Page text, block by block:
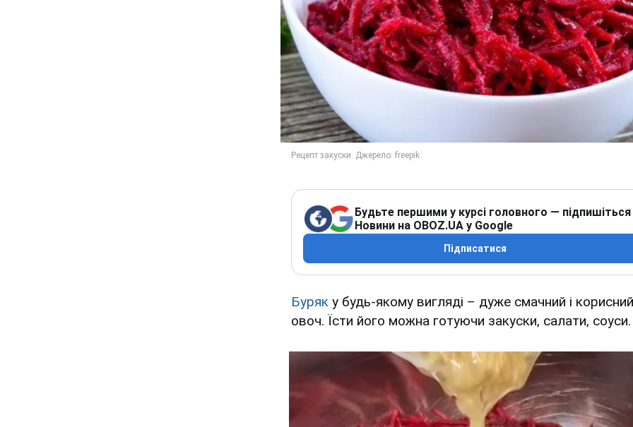
Будьте першими у курсі головного — підпишіться
Новини на OBOZ.UA у Google
Підписатися
Буряк у будь-якому вигляді – дуже смачний і корисний
овоч. Їсти його можна готуючи закуски, салати, соуси.